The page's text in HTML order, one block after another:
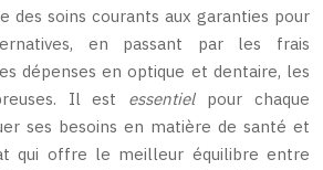
des soins courants aux garanties pour
en passant par les frais
dépenses en optique et dentaire, les
Il est essentielpour chaque
ses besoins en matière de santé et
qui offre le meilleur équilibre entre